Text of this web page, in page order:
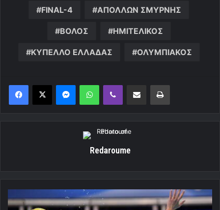
FINAL-4 ΑΠΟΛΛΩΝ ΣΜΥΡΝΗΣ
ΒΟΛΟΣ ΗΜΙΤΕΛΙΚΟΣ
ΚΥΠΕΛΛΟ ΕΛΛΑΔΑΣ ΟΛΥΜΠΙΑΚΟΣ
MessengerWhatsAppViber Κοινοποίηση μέσω ηλεκτρονικού ταχυδρομείουΕκτύπωση
Redaroume
Με